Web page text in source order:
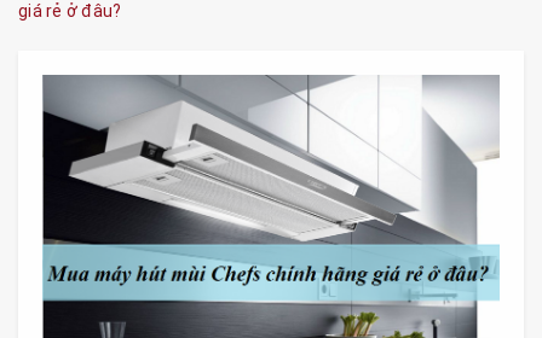
giá rẻ ở đâu?